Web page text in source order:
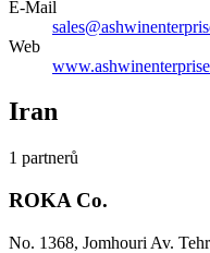
E-Mail
Web
Iran
1 partnerů
ROKA Co.
No. 1368, Jomhouri Av.